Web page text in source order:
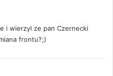
i wierzyl ze pan Czernecki
frontu?;)